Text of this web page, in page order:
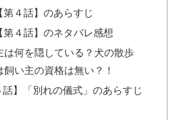
第４話】のあらすじ
第４話】のネタバレ感想
は何を隠している？犬の散歩
い主の資格は無い？！
話】「別れの儀式」のあらすじ